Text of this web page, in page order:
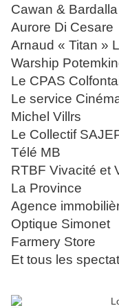
Cawan & Bardalla
Aurore Di Cesare
Arnaud « Titan »
Warship
Le CPAS
Le service
Michel Villrs
Le Collectif
Télé MB
RTBF Vivacité et
La Province
Agence
Optique Simonet
Farmery Store
Et tous les